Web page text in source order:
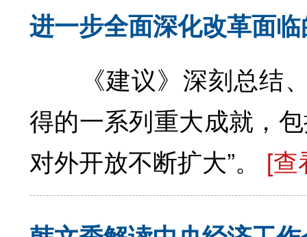
进一步全面深化改革面
《建议》深刻总结、
得的一系列重大成就，
对外开放不断扩大”。 [查